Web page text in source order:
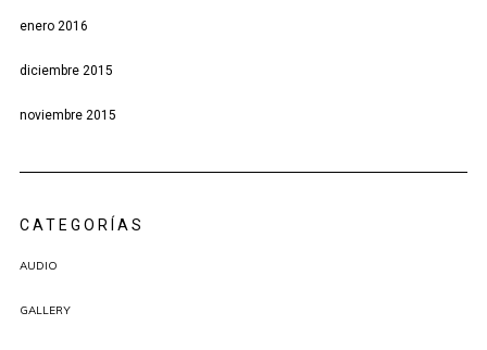
enero 2016
diciembre 2015
noviembre 2015
CATEGORÍAS
AUDIO
GALLERY